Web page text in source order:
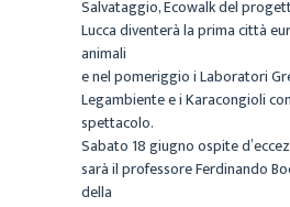
Salvataggio, Ecowalk del
Lucca diventerà la prima città
animali
e nel pomeriggio i Laboratori
Legambiente e i Karacongioli
spettacolo.
Sabato 18 giugno ospite
sarà il professore Ferdinando
della